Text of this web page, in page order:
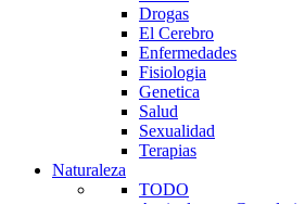
Drogas
El Cerebro
Enfermedades
Fisiologia
Genetica
Salud
Sexualidad
Terapias
Naturaleza
TODO